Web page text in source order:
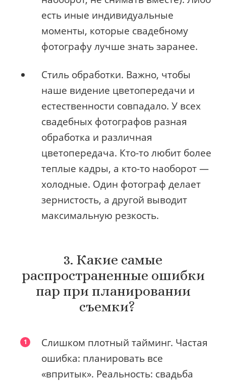
есть иные индивидуальные
моменты, которые свадебному
фотографу лучше знать заранее.
Стиль обработки. Важно, чтобы
наше видение цветопередачи и
естественности совпадало. У всех
свадебных фотографов разная
обработка и различная
цветопередача. Кто-то любит более
теплые кадры, а кто-то наоборот —
холодные. Один фотограф делает
зернистость, а другой выводит
максимальную резкость.
3. Какие самые
распространенные ошибки
пар при планировании
съемки?
Слишком плотный тайминг. Частая
ошибка: планировать все
«впритык». Реальность: свадьба